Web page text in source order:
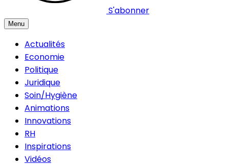
S'abonner
Menu
Actualités
Economie
Politique
Juridique
Soin/Hygiène
Animations
Innovations
RH
Inspirations
Vidéos